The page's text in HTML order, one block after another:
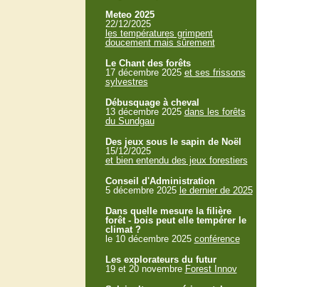
Meteo 2025
22/12/2025
les températures grimpent
doucement mais sûrement
Le Chant des forêts
17 décembre 2025 et ses frissons
sylvestres
Débusquage à cheval
13 décembre 2025 dans les forêts
du Sundgau
Des jeux sous le sapin de Noël
15/12/2025
et bien entendu des jeux forestiers
Conseil d'Administration
5 décembre 2025 le dernier de 2025
Dans quelle mesure la filière
forêt - bois peut elle tempérer le
climat ?
le 10 décembre 2025 conférence
Les explorateurs du futur
19 et 20 novembre Forest Innov